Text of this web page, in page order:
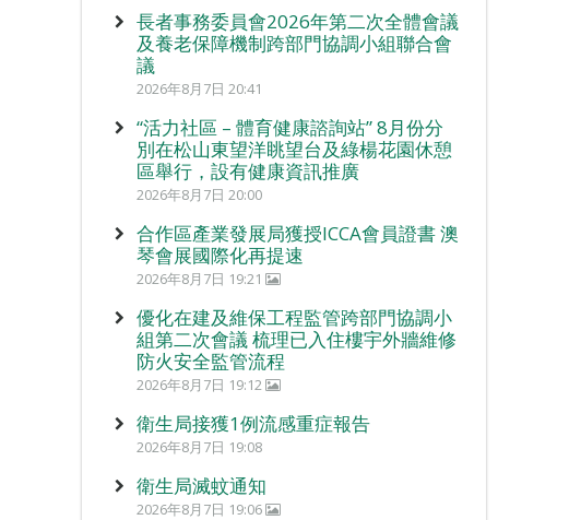
長者事務委員會2026年第二次全體會議
及養老保障機制跨部門協調小組聯合會
議
2026年8月7日 20:41
“活力社區 – 體育健康諮詢站” 8月份分
別在松山東望洋眺望台及綠楊花園休憩
區舉行，設有健康資訊推廣
2026年8月7日 20:00
合作區產業發展局獲授ICCA會員證書 澳
琴會展國際化再提速
2026年8月7日 19:21
優化在建及維保工程監管跨部門協調小
組第二次會議 梳理已入住樓宇外牆維修
防火安全監管流程
2026年8月7日 19:12
衛生局接獲1例流感重症報告
2026年8月7日 19:08
衛生局滅蚊通知
2026年8月7日 19:06